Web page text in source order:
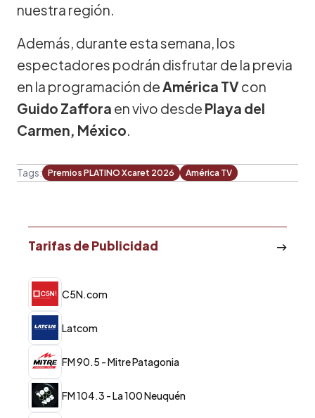
nuestra región.
Además, durante esta semana, los
espectadores podrán disfrutar de la previa
en la programación de América TVcon
Guido Zaffora en vivo desde Playa del
Carmen, México.
Tags: Premios PLATINO Xcaret 2026 América TV
Tarifas de Publicidad
C5N.com
Latcom
FM 90.5 - Mitre Patagonia
FM 104.3 - La 100 Neuquén